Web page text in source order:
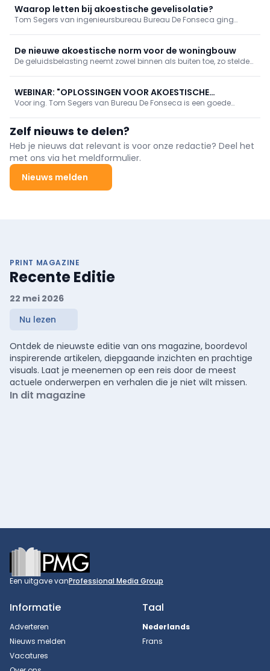
belangrijke geluidsbronnen: de ventilator en de compressor. Het
is dus belangrij
Waarop letten bij akoestische gevelisolatie?
Tom Segers van ingenieursbureau Bureau De Fonseca ging
De nieuwe akoestische norm voor de woningbouw
De geluidsbelasting neemt zowel binnen als buiten toe, zo stelde
op snel veranderende maatschappelijke noden en
verwachtingen.
WEBINAR: "OPLOSSINGEN VOOR AKOESTISCHE
GEVELISOLATIE"
Voor ing. Tom Segers van Bureau De Fonseca is een goede
toelichting bij praktische aspecten van ontwerp en het
visualiseren van geluidslekken.
Zelf nieuws te delen?
Heb je nieuws dat relevant is voor onze redactie? Deel het
met ons via het meldformulier.
Nieuws melden
PRINT MAGAZINE
Recente Editie
22 mei 2026
Nu lezen
Ontdek de nieuwste editie van ons magazine, boordevol
inspirerende artikelen, diepgaande inzichten en prachtige
visuals. Laat je meenemen op een reis door de meest
actuele onderwerpen en verhalen die je niet wilt missen.
In dit magazine
Footer
Een uitgave vanProfessional Media Group
Informatie
Adverteren
Nieuws melden
Vacatures
Taal
Nederlands
Frans